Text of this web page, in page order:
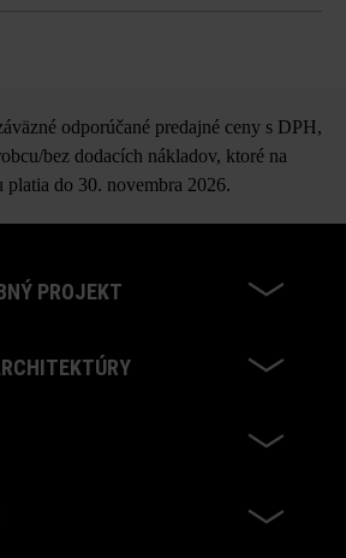
V
odporúčané predajné ceny s DPH,
bez dodacích nákladov, ktoré na
platia do 30. novembra 2026.
PROJEKT